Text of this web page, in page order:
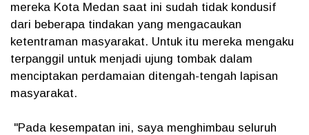
mereka Kota Medan saat ini sudah tidak kondusif
dari beberapa tindakan yang mengacaukan
ketentraman masyarakat. Untuk itu mereka mengaku
terpanggil untuk menjadi ujung tombak dalam
menciptakan perdamaian ditengah-tengah lapisan
masyarakat.
"Pada kesempatan ini, saya menghimbau seluruh